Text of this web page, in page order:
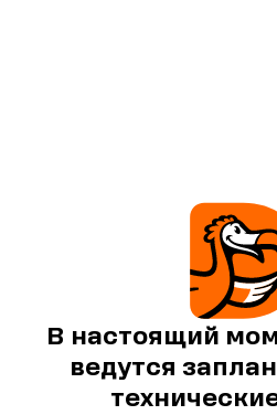
В настоящий
ведутся